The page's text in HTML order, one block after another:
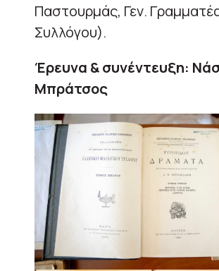
Παστουρμάς, Γεν.
Συλλόγου).
Έρευνα & συνέντευξη:
Μπράτσος